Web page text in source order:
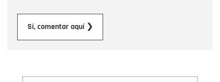
Sí, comentar aquí ❯